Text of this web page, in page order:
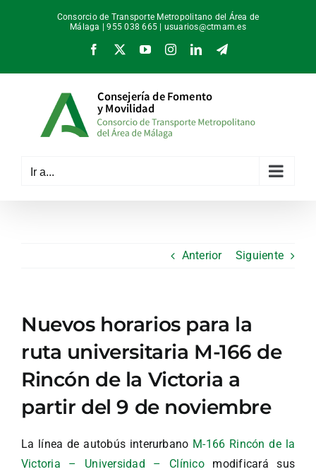
Consorcio de Transporte Metropolitano del Área de
Málaga | 955 038 665 | usuarios@ctmam.es
Facebook
X YouTubeInstagramLinkedInTelegram
Ir a...
Anterior Siguiente
Nuevos horarios para la
ruta universitaria M-166 de
Rincón de la Victoria a
partir del 9 de noviembre
La línea de autobús interurbano M-166 Rincón de la
Victoria – Universidad – Clínicomodificará sus